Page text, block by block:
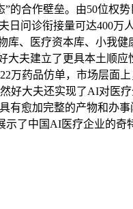
合作壁垒。由50位权
问诊衔接量可达400
、医疗资本库、小我
夫建立了更具本土顺
万药品仿单，市场层
好大夫还实现了AI对
有愈加完整的产物和办
了中国AI医疗企业的奇